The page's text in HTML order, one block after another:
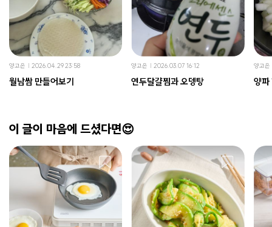
양고은 2026.04.29 23:58
월남쌈 만들어보기
양고은 2026.03.07 16:12
연두달걀찜과 오뎅탕
양고은
양파
이 글이 마음에 드셨다면😍